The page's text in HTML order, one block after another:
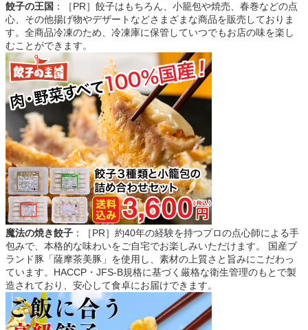
餃子の王国 ：［PR］餃子はもちろん、小籠包や焼売、春巻などの点
心、その他揚げ物やデザートなどさまざまな商品を販売しておりま
す。全商品冷凍のため、冷凍庫に保管していつでもお店の味を楽し
むことができます。
魔法の焼き餃子 ：［PR］約40年の経験を持つプロの点心師による手
包みで、本格的な味わいをご自宅でお楽しみいただけます。 国産ブ
ランド豚「薩摩茶美豚」を使用し、素材の上質さと旨みにこだわっ
ています。HACCP・JFS-B規格に基づく厳格な衛生管理のもとで製
造されており、安心して食卓にお届けできます。